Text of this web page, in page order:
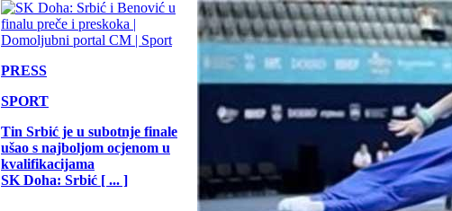
PRESS
SPORT
Tin Srbić je u subotnje finale
ušao s najboljom ocjenom u
kvalifikacijama
SK Doha: Srbić [ ... ]